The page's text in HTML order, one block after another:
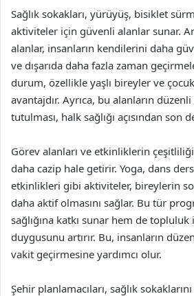
Sağlık sokakları, yürüyüş, bisiklet
aktiviteler için güvenli alanlar sunar.
alanlar, insanların kendilerini daha
ve dışarıda daha fazla zaman
durum, özellikle yaşlı bireyler ve
avantajdır. Ayrıca, bu alanların
tutulması, halk sağlığı açısından son
Görev alanları ve etkinliklerin
daha cazip hale getirir. Yoga, dans
etkinlikleri gibi aktiviteler, bireylerin
daha aktif olmasını sağlar. Bu tür
sağlığına katkı sunar hem de topluluk
duygusunu artırır. Bu, insanların
vakit geçirmesine yardımcı olur.
Şehir planlamacıları, sağlık